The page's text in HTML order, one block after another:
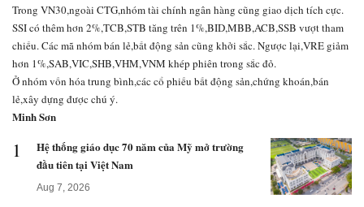
Trong VN30,ngoài CTG,nhóm tài chính ngân hàng cũng giao dịch tích cực.
SSI có thêm hơn 2%,TCB,STB tăng trên 1%,BID,MBB,ACB,SSB vượt tham
chiếu. Các mã nhóm bán lẻ,bất động sản cũng khởi sắc. Ngược lại,VRE giảm
hơn 1%,SAB,VIC,SHB,VHM,VNM khép phiên trong sắc đỏ.
Ở nhóm vốn hóa trung bình,các cổ phiếu bất động sản,chứng khoán,bán
lẻ,xây dựng được chú ý.
Minh Sơn
1
Hệ thống giáo dục 70 năm của Mỹ mở trường
đầu tiên tại Việt Nam
Aug 7, 2026